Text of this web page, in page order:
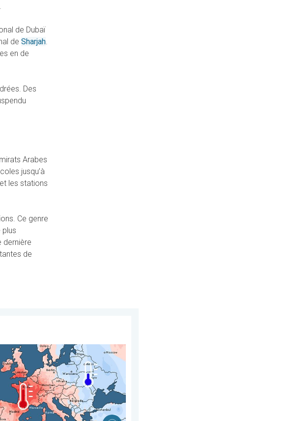
de Dubaï
de Sharjah.
en de
Des
Arabes
jusqu’à
les stations
Ce genre
dernière
de
de l'Est. . . mardi 4 août 2026
contrastes météo en juillet. En Europe. . . lundi 3 août 2026